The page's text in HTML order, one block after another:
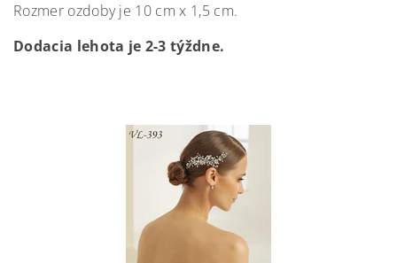
Rozmer ozdoby je 10 cm x 1,5 cm.
Dodacia lehota je 2-3 týždne.